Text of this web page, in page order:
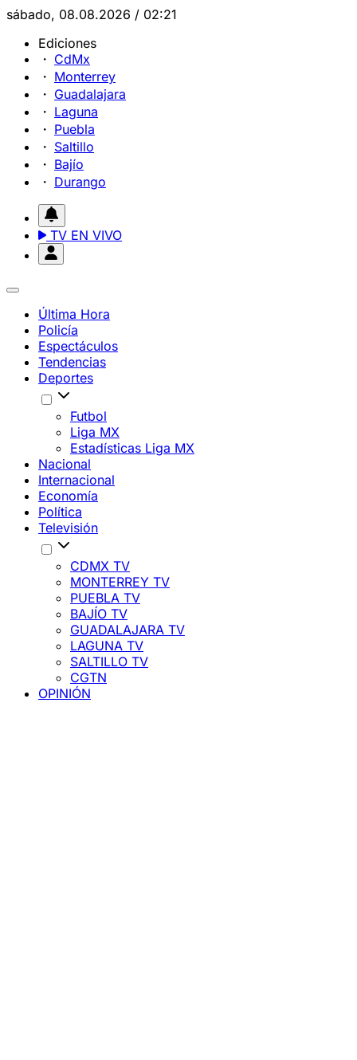
sábado, 08.08.2026 / 02:21
Ediciones
CdMx
Monterrey
Guadalajara
Laguna
Puebla
Saltillo
Bajío
Durango
TV EN VIVO
Última Hora
Policía
Espectáculos
Tendencias
Deportes
Futbol
Liga MX
Estadísticas Liga MX
Nacional
Internacional
Economía
Política
Televisión
CDMX TV
MONTERREY TV
PUEBLA TV
BAJÍO TV
GUADALAJARA TV
LAGUNA TV
SALTILLO TV
CGTN
OPINIÓN